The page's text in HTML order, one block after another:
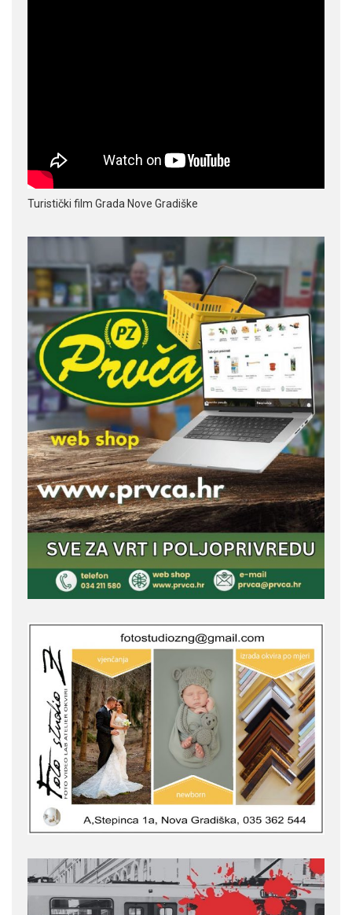
Turistički film Grada Nove Gradiške